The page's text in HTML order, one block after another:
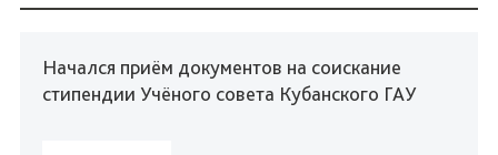
Начался приём документов на соискание
стипендии Учёного совета Кубанского ГАУ